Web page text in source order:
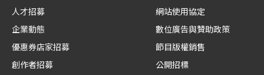
人才招募
企業動態
優惠券店家招募
創作者招募
網站使用協定
數位廣告與贊助政策
節目版權銷售
公開招標